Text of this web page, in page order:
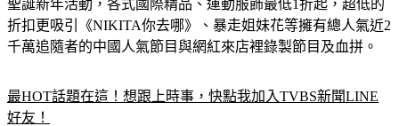
聖誕新年活動，各式國際精品、運動服飾最低1折起，超低的
折扣更吸引《NIKITA你去哪》、暴走姐妹花等擁有總人氣近2
千萬追隨者的中國人氣節目與網紅來店裡錄製節目及血拼。
最HOT話題在這！想跟上時事，快點我加入TVBS新聞LINE
好友！